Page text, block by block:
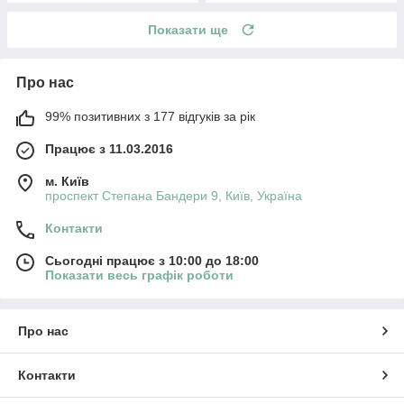
Показати ще
Про нас
99% позитивних з 177 відгуків за рік
Працює з 11.03.2016
м. Київ
проспект Степана Бандери 9, Київ, Україна
Контакти
Сьогодні працює з 10:00 до 18:00
Показати весь графік роботи
Про нас
Контакти